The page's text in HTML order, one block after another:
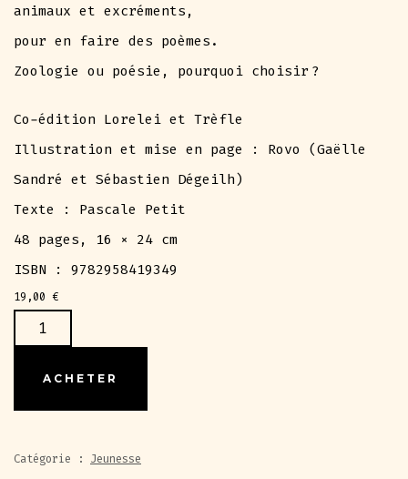
animaux et excréments,
pour en faire des poèmes.
Zoologie ou poésie, pourquoi choisir ?
Co-édition Lorelei et Trèfle
Illustration et mise en page : Rovo (Gaëlle
Sandré et Sébastien Dégeilh)
Texte : Pascale Petit
48 pages, 16 × 24 cm
ISBN : 9782958419349
19,00 €
QUANTITÉ
DE
PASCALE
ACHETER
Catégorie : Jeunesse